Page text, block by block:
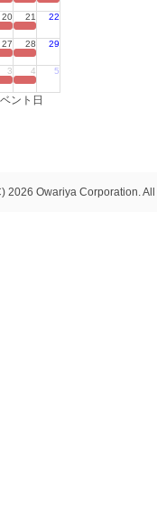
20 21 22
27 28 29
3 4 5
ント日
2026 Owariya Corporation.